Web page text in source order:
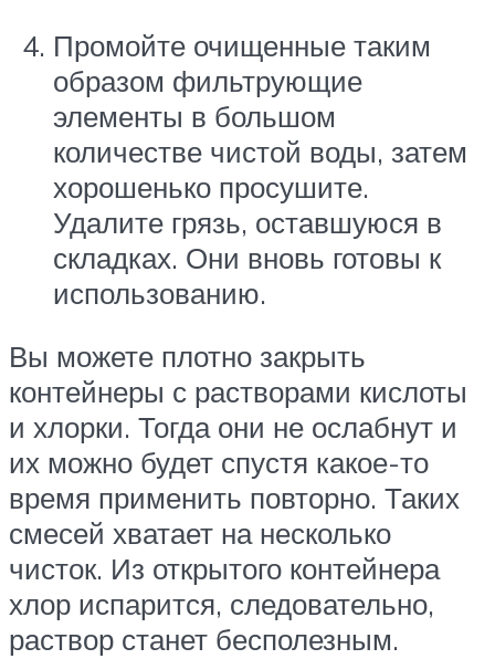
Промойте очищенные таким
образом фильтрующие
элементы в большом
количестве чистой воды, затем
хорошенько просушите.
Удалите грязь, оставшуюся в
складках. Они вновь готовы к
использованию.
Вы можете плотно закрыть
контейнеры с растворами кислоты
и хлорки. Тогда они не ослабнут и
их можно будет спустя какое-то
время применить повторно. Таких
смесей хватает на несколько
чисток. Из открытого контейнера
хлор испарится, следовательно,
раствор станет бесполезным.